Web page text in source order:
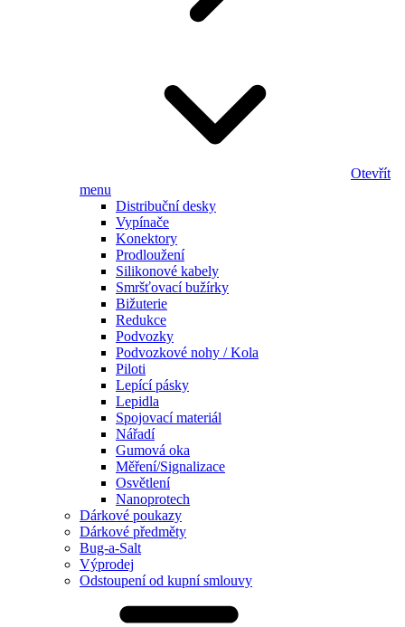
Otevřít
menu
Distribuční desky
Vypínače
Konektory
Prodloužení
Silikonové kabely
Smršťovací bužírky
Bižuterie
Redukce
Podvozky
Podvozkové nohy / Kola
Piloti
Lepící pásky
Lepidla
Spojovací materiál
Nářadí
Gumová oka
Měření/Signalizace
Osvětlení
Nanoprotech
Dárkové poukazy
Dárkové předměty
Bug-a-Salt
Výprodej
Odstoupení od kupní smlouvy